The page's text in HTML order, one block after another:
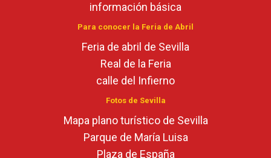
información básica
Para conocer la Feria de Abril
Feria de abril de Sevilla
Real de la Feria
calle del Infierno
Fotos de Sevilla
Mapa plano turístico de Sevilla
Parque de María Luisa
Plaza de España